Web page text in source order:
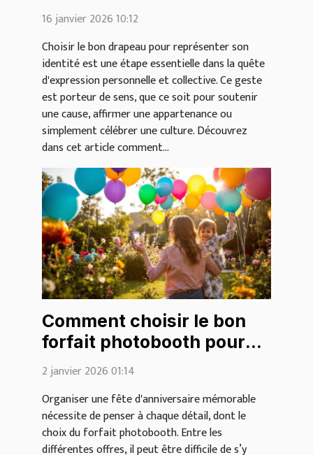
votre identité?
16 janvier 2026 10:12
Choisir le bon drapeau pour représenter son
identité est une étape essentielle dans la quête
d'expression personnelle et collective. Ce geste
est porteur de sens, que ce soit pour soutenir
une cause, affirmer une appartenance ou
simplement célébrer une culture. Découvrez
dans cet article comment...
Comment choisir le bon
forfait photobooth pour
votre fête d'anniversaire ?
2 janvier 2026 01:14
Organiser une fête d'anniversaire mémorable
nécessite de penser à chaque détail, dont le
choix du forfait photobooth. Entre les
différentes offres, il peut être difficile de s’y